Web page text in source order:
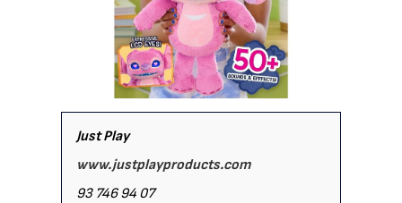
Just Play
www.justplayproducts.com
93 746 94 07